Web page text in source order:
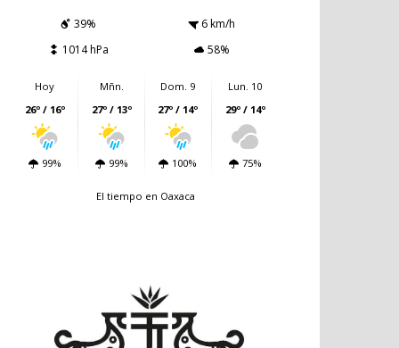
39%
6 km/h
1014 hPa
58%
Hoy
26º / 16º
99%
Mñn.
27º / 13º
99%
Dom. 9
27º / 14º
100%
Lun. 10
29º / 14º
75%
El tiempo en Oaxaca